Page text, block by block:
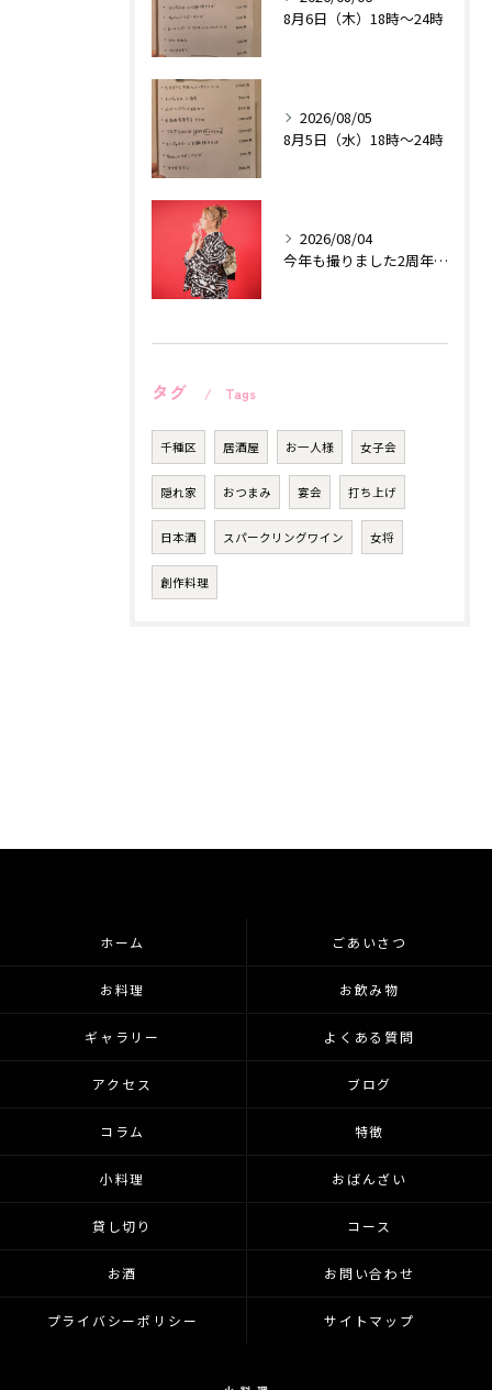
8月6日（木）18時〜24時
2026/08/05
8月5日（水）18時〜24時
2026/08/04
今年も撮りました2周年記念作品♡
タグ Tags
千種区 居酒屋 お一人様 女子会
隠れ家 おつまみ 宴会 打ち上げ
日本酒 スパークリングワイン 女将
創作料理
ホーム ごあいさつ
お料理 お飲み物
ギャラリー よくある質問
アクセス ブログ
コラム 特徴
小料理 おばんざい
貸し切り コース
お酒 お問い合わせ
プライバシーポリシー サイトマップ